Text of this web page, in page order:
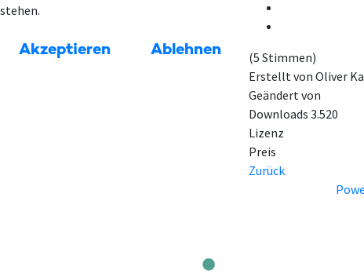
(5 Stimmen)
Erstellt von Oliver
Geändert von
Downloads 3.520
Lizenz
Preis
Zurück
stehen.
Akzeptieren Ablehnen